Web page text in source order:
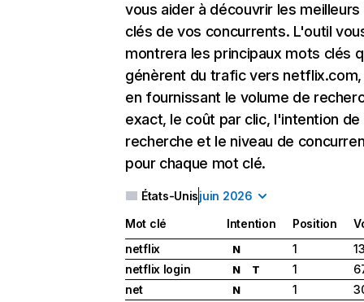
vous aider à découvrir les
clés de vos concurrents. L'outil
montrera les principaux mots clés
génèrent du trafic vers
en fournissant le volume de
exact, le coût par clic, l'intention de
recherche et le niveau de
pour chaque mot clé.
États-Unisjuin 2026
Mot clé Intention Position
netflix
N 1
netflix login
N T 1
net
N 1